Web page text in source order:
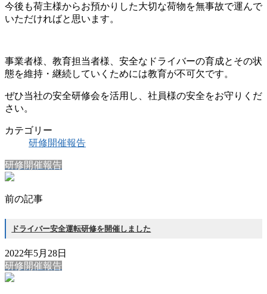
今後も荷主様からお預かりした大切な荷物を無事故で運んで
いただければと思います。
事業者様、教育担当者様、安全なドライバーの育成とその状
態を維持・継続していくためには教育が不可欠です。
ぜひ当社の安全研修会を活用し、社員様の安全をお守りくだ
さい。
カテゴリー
研修開催報告
研修開催報告
前の記事
ドライバー安全運転研修を開催しました
2022年5月28日
研修開催報告